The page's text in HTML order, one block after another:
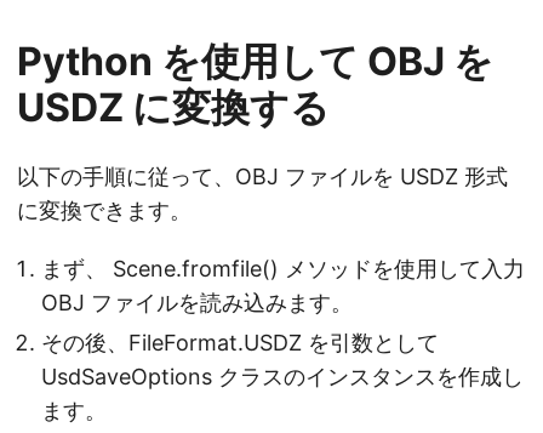
Python を使用して OBJ を
USDZ に変換する
以下の手順に従って、OBJ ファイルを USDZ 形式
に変換できます。
まず、 Scene.fromfile() メソッドを使用して入力
OBJ ファイルを読み込みます。
その後、FileFormat.USDZ を引数として
UsdSaveOptions クラスのインスタンスを作成し
ます。